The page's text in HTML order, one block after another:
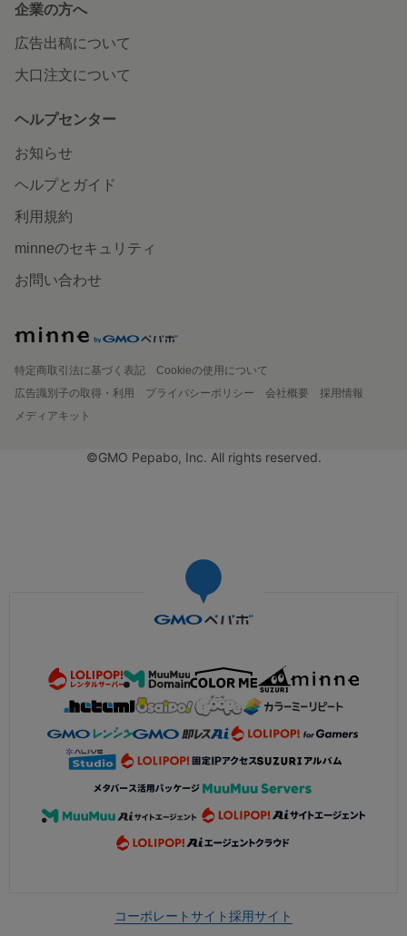
企業の方へ
広告出稿について
大口注文について
ヘルプセンター
お知らせ
ヘルプとガイド
利用規約
minneのセキュリティ
お問い合わせ
特定商取引法に基づく表記
Cookieの使用について
広告識別子の取得・利用
プライバシーポリシー 会社概要
採用情報
メディアキット
©GMO Pepabo, Inc. All rights reserved.
コーポレートサイト採用サイト